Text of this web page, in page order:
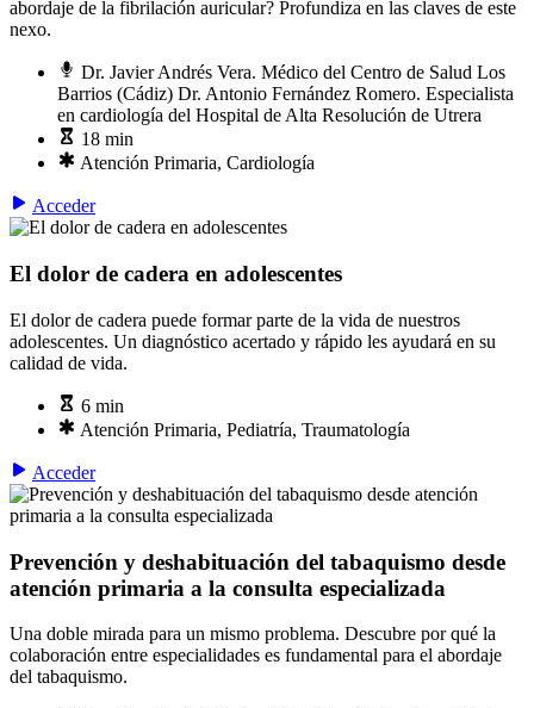
abordaje de la fibrilación auricular? Profundiza en las claves de este
nexo.
Dr. Javier Andrés Vera. Médico del Centro de Salud Los
Barrios (Cádiz) Dr. Antonio Fernández Romero. Especialista
en cardiología del Hospital de Alta Resolución de Utrera
18 min
Atención Primaria, Cardiología
Acceder
El dolor de cadera en adolescentes
El dolor de cadera puede formar parte de la vida de nuestros
adolescentes. Un diagnóstico acertado y rápido les ayudará en su
calidad de vida.
6 min
Atención Primaria, Pediatría, Traumatología
Acceder
Prevención y deshabituación del tabaquismo desde
atención primaria a la consulta especializada
Una doble mirada para un mismo problema. Descubre por qué la
colaboración entre especialidades es fundamental para el abordaje
del tabaquismo.